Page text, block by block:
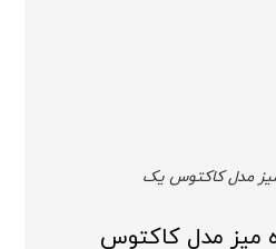
مدل کاکتوس یک
میز مدل کاکتوس